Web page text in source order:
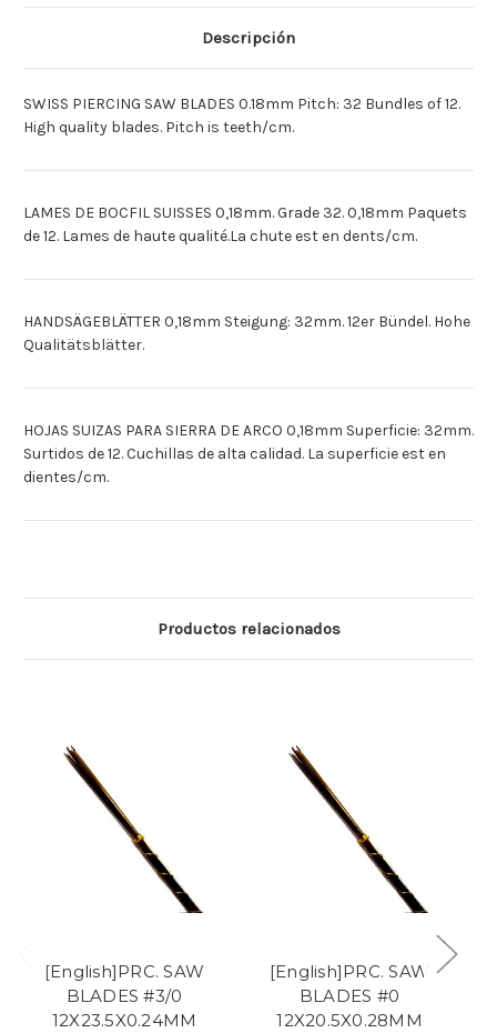
12X32X0.18MM
[Espagnol]FILOS
X
0.18MM
12X32X0.18MM
[Espagnol]FILOS
X
0.18MM
Descripción
SWISS PIERCING SAW BLADES 0.18mm Pitch: 32 Bundles of 12.
High quality blades. Pitch is teeth/cm.
LAMES DE BOCFIL SUISSES 0,18mm. Grade 32. 0,18mm Paquets
de 12. Lames de haute qualité.La chute est en dents/cm.
HANDSÄGEBLÄTTER 0,18mm Steigung: 32mm. 12er Bündel. Hohe
Qualitätsblätter.
HOJAS SUIZAS PARA SIERRA DE ARCO 0,18mm Superficie: 32mm.
Surtidos de 12. Cuchillas de alta calidad. La superficie est en
dientes/cm.
Productos relacionados
[English]PRC. SAW
BLADES #3/0
12X23.5X0.24MM
[English]PRC. SAW
BLADES #0
12X20.5X0.28MM